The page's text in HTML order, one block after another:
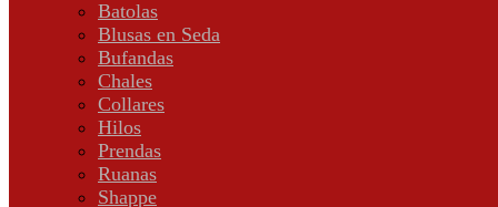
Batolas
Blusas en Seda
Bufandas
Chales
Collares
Hilos
Prendas
Ruanas
Shappe